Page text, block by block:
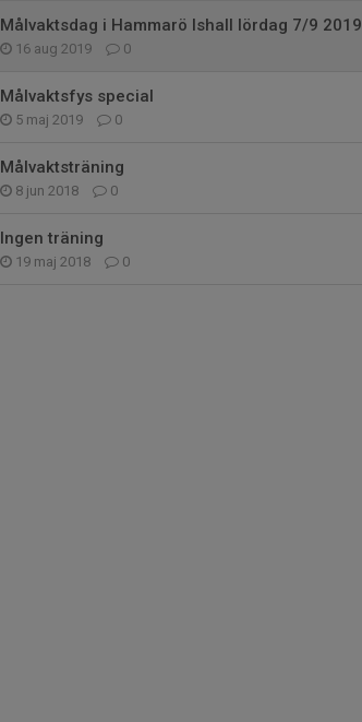
Målvaktsdag i Hammarö Ishall lördag 7/9 2019
16 aug 2019 0
Målvaktsfys special
5 maj 2019 0
Målvaktsträning
8 jun 2018 0
Ingen träning
19 maj 2018 0